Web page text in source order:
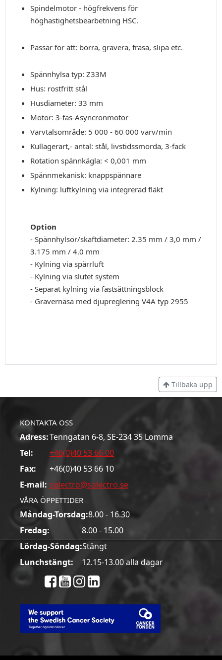
Spindelmotor - högfrekvens för
höghastighetsbearbetning HSC.
Passar för att: borra, gravera, fräsa, slipa etc.
Spännhylsa typ: Z33M
Hus: rostfritt stål
Husdiameter: 33 mm
Motor: 3-fas-Asyncronmotor
Varvtalsområde: 5 000 - 60 000 varv/min
Kullagerart,- antal: stål, livstidssmorda, 3-fack
Rotation spännkägla: < 0,001 mm
Spännmekanisk: knappspännare
Kylning: luftkylning via integrerad fläkt
Option
- Spännhylsor/skaftdiameter: 2.35 mm / 3,0 mm /
3.175 mm / 4.0 mm
- Kylning via spärrluft
- Kylning via slutet system
- Separat kylning via fastsättningsblock
- Gravernäsa med djupreglering V4A typ 2955
Tillbaka upp
KONTAKTA OSS
Adress:Tenngatan 6-8, SE-234 35 Lomma
Tel:
+46(0)40 53 66 00
Fax:
+46(0)40 53 66 10
E-mail: solectro@solectro.se
VÅRA ÖPPETTIDER
Måndag-Torsdag:8.00 - 16.30
Fredag:
8.00 - 15.00
Lördag-Söndag:Stängt
Lunchstängt:
12.15-13.00 alla dagar